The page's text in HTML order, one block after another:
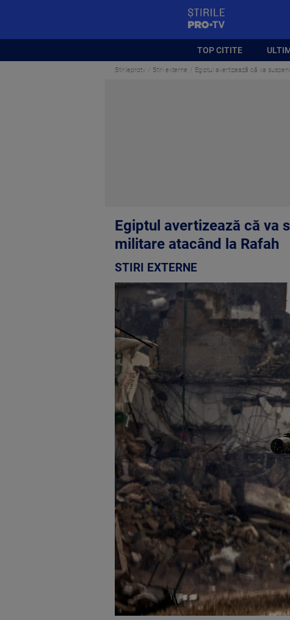
TOP CITITE
Stirileprotv Stiri externe Egiptul avertizează că va
Egiptul avertizează că va
militare atacând la Rafah
STIRI EXTERNE